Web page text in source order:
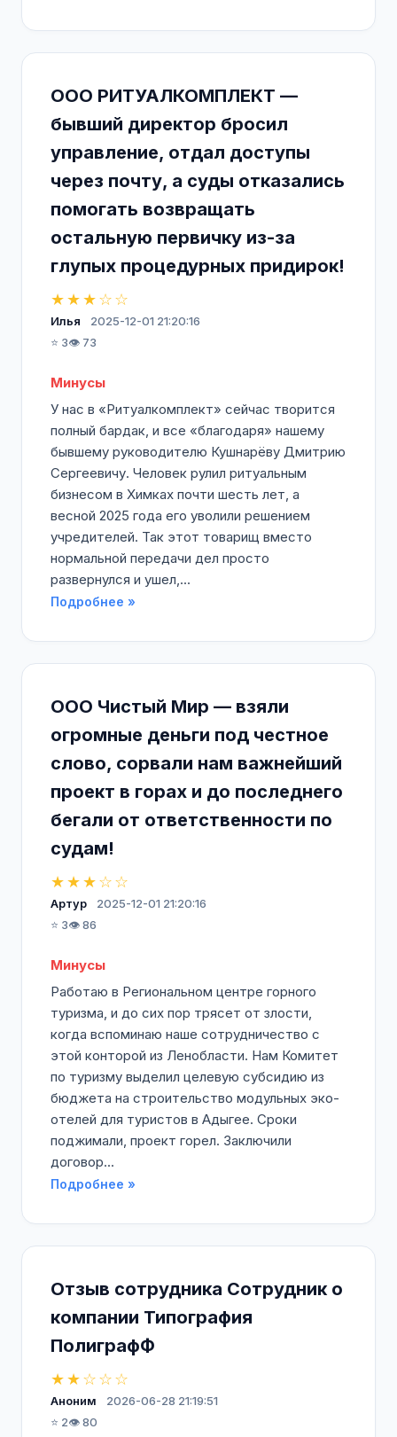
ООО РИТУАЛКОМПЛЕКТ —
бывший директор бросил
управление, отдал доступы
через почту, а суды отказались
помогать возвращать
остальную первичку из-за
глупых процедурных придирок!
★★★☆☆
Илья
2025-12-01 21:20:16
⭐ 3👁️ 73
Минусы
У нас в «Ритуалкомплект» сейчас творится
полный бардак, и все «благодаря» нашему
бывшему руководителю Кушнарёву Дмитрию
Сергеевичу. Человек рулил ритуальным
бизнесом в Химках почти шесть лет, а
весной 2025 года его уволили решением
учредителей. Так этот товарищ вместо
нормальной передачи дел просто
развернулся и ушел,...
Подробнее »
ООО Чистый Мир — взяли
огромные деньги под честное
слово, сорвали нам важнейший
проект в горах и до последнего
бегали от ответственности по
судам!
★★★☆☆
Артур
2025-12-01 21:20:16
⭐ 3👁️ 86
Минусы
Работаю в Региональном центре горного
туризма, и до сих пор трясет от злости,
когда вспоминаю наше сотрудничество с
этой конторой из Ленобласти. Нам Комитет
по туризму выделил целевую субсидию из
бюджета на строительство модульных эко-
отелей для туристов в Адыгее. Сроки
поджимали, проект горел. Заключили
договор...
Подробнее »
Отзыв сотрудника Сотрудник о
компании Типография
ПолиграфФ
★★☆☆☆
Аноним
2026-06-28 21:19:51
⭐ 2👁️ 80